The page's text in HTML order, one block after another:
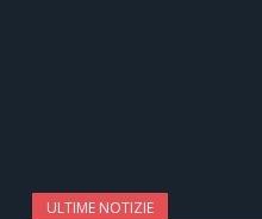
ULTIME NOTIZIE